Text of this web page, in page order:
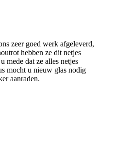
zeer goed werk afgeleverd,
hebben ze dit netjes
mede dat ze alles netjes
mocht u nieuw glas nodig
aanraden.